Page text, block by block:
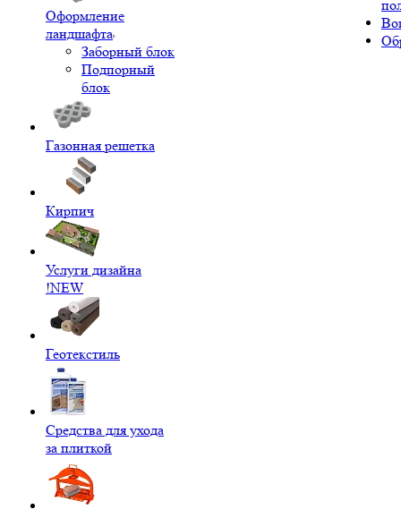
Оформление
ландшафта
Заборный блок
Подпорный
блок
Газонная решетка
Кирпич
Услуги дизайна
!NEW
Геотекстиль
Средства для ухода
за плиткой